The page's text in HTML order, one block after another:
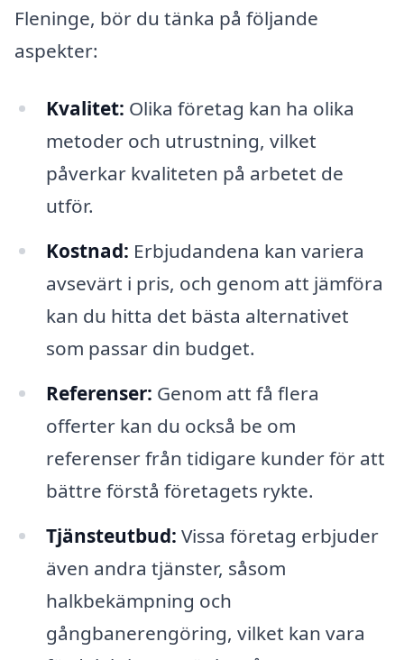
Fleninge, bör du tänka på följande
aspekter:
Kvalitet: Olika företag kan ha olika
metoder och utrustning, vilket
påverkar kvaliteten på arbetet de
utför.
Kostnad: Erbjudandena kan variera
avsevärt i pris, och genom att jämföra
kan du hitta det bästa alternativet
som passar din budget.
Referenser: Genom att få flera
offerter kan du också be om
referenser från tidigare kunder för att
bättre förstå företagets rykte.
Tjänsteutbud: Vissa företag erbjuder
även andra tjänster, såsom
halkbekämpning och
gångbanerengöring, vilket kan vara